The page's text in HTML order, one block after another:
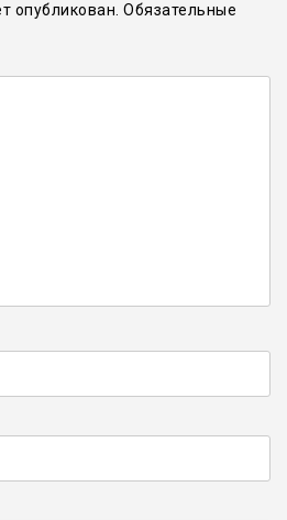
опубликован. Обязательные